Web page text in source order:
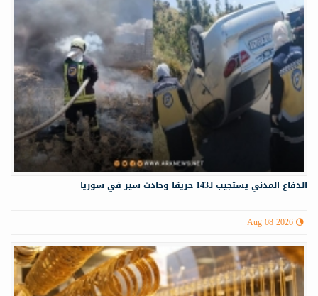
الدفاع المدني يستجيب لـ143 حريقا وحادث سير في سوريا
Aug 08 2026